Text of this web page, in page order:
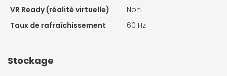
VR Ready (réalité virtuelle)
Non
Taux de rafraîchissement
60 Hz
Stockage